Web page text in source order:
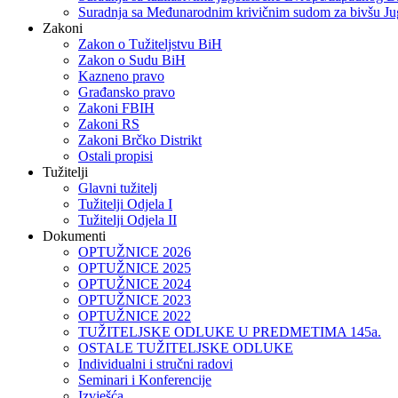
Suradnja sa Međunarodnim krivičnim sudom za bivšu
Zakoni
Zakon o Тužiteljstvu BiH
Zakon o Sudu BiH
Kazneno pravo
Građansko pravo
Zakoni FBIH
Zakoni RS
Zakoni Brčko Distrikt
Ostali propisi
Tužitelji
Glavni tužitelj
Tužitelji Odjela I
Tužitelji Odjela II
Dokumenti
OPTUŽNICE 2026
OPTUŽNICE 2025
OPTUŽNICE 2024
OPTUŽNICE 2023
OPTUŽNICE 2022
TUŽITELJSKE ODLUKE U PREDMETIMA 145a.
OSTALE TUŽITELJSKE ODLUKE
Individualni i stručni radovi
Seminari i Konferencije